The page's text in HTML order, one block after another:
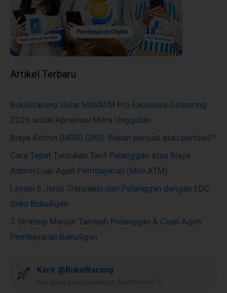
Artikel Terbaru
BukuWarung Gelar MiniATM Pro Exclusive Gathering
2026 untuk Apresiasi Mitra Unggulan
Biaya Admin (MDR) QRIS: Beban penjual atau pembeli?
Cara Tepat Tentukan Tarif Pelanggan atau Biaya
Admin Luar Agen Pembayaran (Mini ATM)
Layani 5 Jenis Transaksi dari Pelanggan dengan EDC
Saku BukuAgen
3 Strategi Manjur Tambah Pelanggan & Cuan Agen
Pembayaran BukuAgen
Karir @BukuWarung